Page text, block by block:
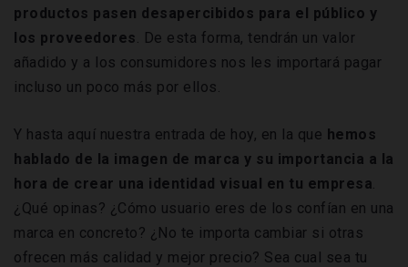
productos pasen desapercibidos para el público y
los proveedores. De esta forma, tendrán un valor
añadido y a los consumidores nos les importará pagar
incluso un poco más por ellos.
Y hasta aquí nuestra entrada de hoy, en la que hemos
hablado de la imagen de marca y su importancia a la
hora de crear una identidad visual en tu empresa.
¿Qué opinas? ¿Cómo usuario eres de los confían en una
marca en concreto? ¿No te importa cambiar si otras
ofrecen más calidad y mejor precio? Sea cual sea tu